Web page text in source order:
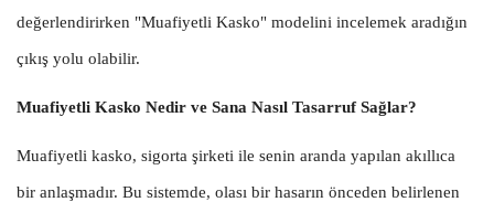
değerlendirirken "Muafiyetli Kasko" modelini incelemek aradığın
çıkış yolu olabilir.
Muafiyetli Kasko Nedir ve Sana Nasıl Tasarruf Sağlar?
Muafiyetli kasko, sigorta şirketi ile senin aranda yapılan akıllıca
bir anlaşmadır. Bu sistemde, olası bir hasarın önceden belirlenen